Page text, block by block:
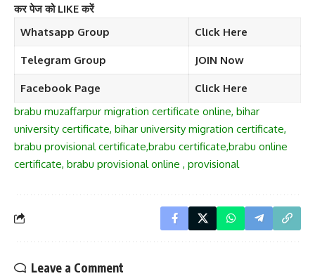
कर पेज को LIKE करें
Whatsapp Group
Click Here
Telegram Group JOIN Now
Facebook Page
Click Here
brabu muzaffarpur migration certificate online, bihar
university certificate, bihar university migration certificate,
brabu provisional certificate,brabu certificate,brabu online
certificate, brabu provisional online , provisional
Leave a Comment